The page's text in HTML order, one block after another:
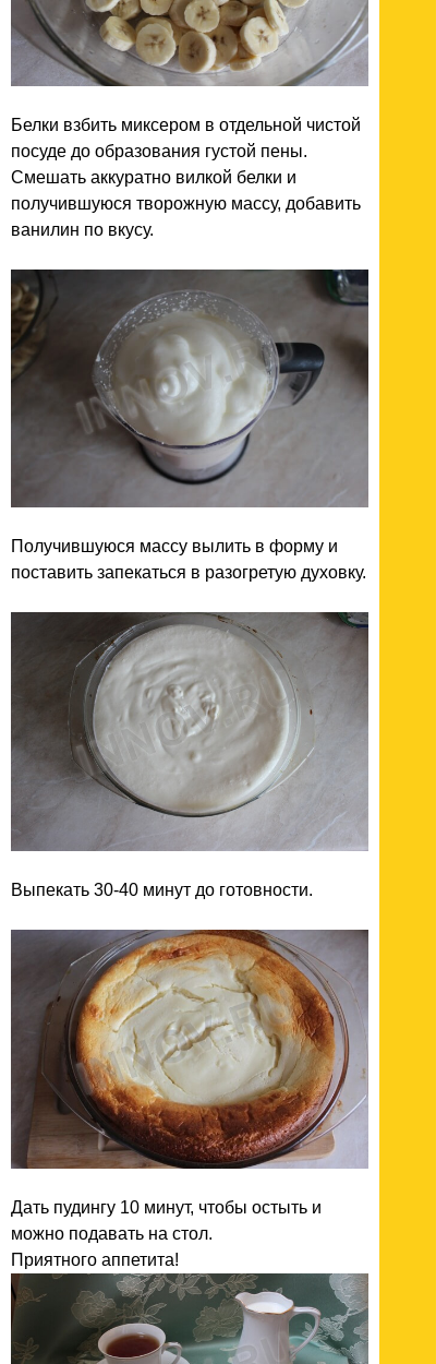
Белки взбить миксером в отдельной чистой
посуде до образования густой пены.
Смешать аккуратно вилкой белки и
получившуюся творожную массу, добавить
ванилин по вкусу.
Получившуюся массу вылить в форму и
поставить запекаться в разогретую духовку.
Выпекать 30-40 минут до готовности.
Дать пудингу 10 минут, чтобы остыть и
можно подавать на стол.
Приятного аппетита!